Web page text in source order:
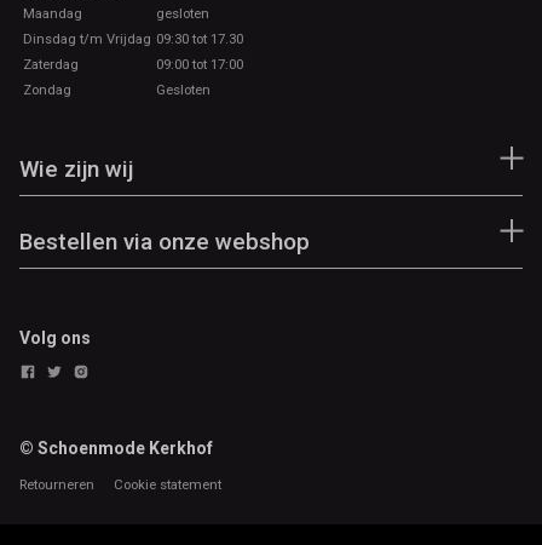
Maandag
gesloten
Dinsdag t/m Vrijdag 09:30 tot 17.30
Zaterdag
09:00 tot 17:00
Zondag
Gesloten
Wie zijn wij
Bestellen via onze webshop
Volg ons
© Schoenmode Kerkhof
Retourneren Cookie statement